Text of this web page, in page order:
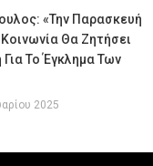
«Την Παρασκευή
Θα Ζητήσει
Για Το Έγκλημα Των
2025